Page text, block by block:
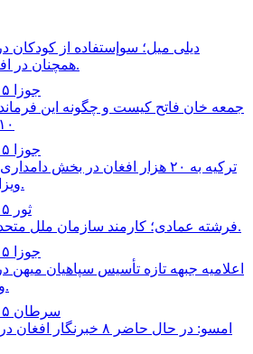
ديلى ميل؛ سوإستفاده از كودكان
همچنان در افغانستان ادامه دارد.
۱۰ جوزا ۱۴۰۵، ۲۳:۲۴
جمعه خان فاتح كيست و چگونه اين
١٠ هزار نفرى رسيد؟
۳۱ جوزا ۱۴۰۵، ۱۹:۱۲
ترکیه به ۲۰ هزار افغان در بخش
ویزای کاری داده است.
۲۶ ثور ۱۴۰۵، ۰۷:۲۵
فرشته عمادى؛ كارمند سازمان ملل متحد در كابل كشته شد.
۱۵ جوزا ۱۴۰۵، ۲۲:۱۶
اعلاميه جبهه تازه تأسيس سپاهيان ميهن
ولسوالى افغانستان.
۲۷ سرطان ۱۴۰۵، ۱۶:۳۶
امسو: در حال حاضر ۸